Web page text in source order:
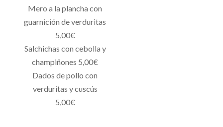
Mero a la plancha con
guarnición de verduritas
5,00€
Salchichas con cebolla y
champiñones 5,00€
Dados de pollo con
verduritas y cuscús
5,00€